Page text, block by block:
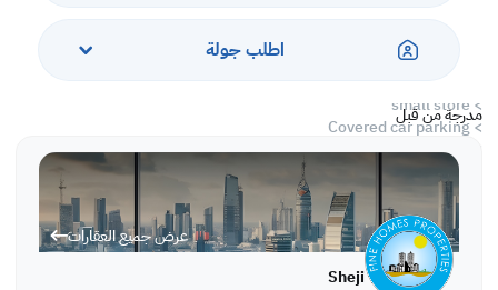
اطلب جولة
مدرجة من قبل
عرض جميع العقارات
Sheji
> closed kitchen with all major equipoments and utilities lots of
> small store
> Covered car parking
Rent: 700 Exclusive of Electricty water and municipal tax
Ref No: HMM70